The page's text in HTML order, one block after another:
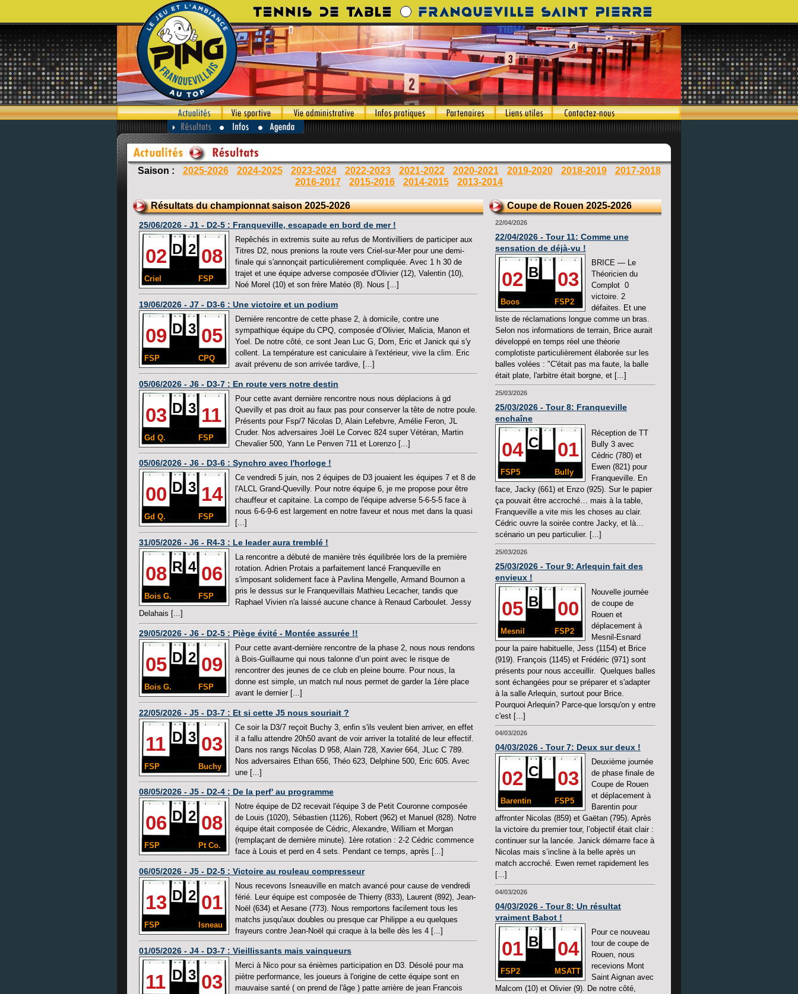
Saison : 2025-2026 2024-2025 2023-2024 2022-2023 2021-2022 2020-2021 2019-2020 2018-2019
2017-2018
2016-2017
2015-2016 2014-2015 2013-2014
Résultats du championnat saison 2025-2026
25/06/2026 - J1 - D2-5 : Franqueville, escapade en bord de mer !
D 2
02 08
Criel FSP
Repêchés in extremis suite au refus de Montivilliers de participer aux
Titres D2, nous prenions la route vers Criel-sur-Mer pour une demi-
finale qui s'annonçait particulièrement compliquée. Avec 1 h 30 de
trajet et une équipe adverse composée d'Olivier (12), Valentin (10),
Noé Morel (10) et son frère Matéo (8). Nous [...]
19/06/2026 - J7 - D3-6 : Une victoire et un podium
D 3
09 05
FSP CPQ
Dernière rencontre de cette phase 2, à domicile, contre une
sympathique équipe du CPQ, composée d’Olivier, Malicia, Manon et
Yoel. De notre côté, ce sont Jean Luc G, Dom, Eric et Janick qui s'y
collent. La température est caniculaire à l'extérieur, vive la clim. Eric
avait prévenu de son arrivée tardive, [...]
05/06/2026 - J6 - D3-7 : En route vers notre destin
D 3
03 11
Gd Q. FSP
Pour cette avant dernière rencontre nous nous déplacions à gd
Quevilly et pas droit au faux pas pour conserver la tête de notre poule.
Présents pour Fsp/7 Nicolas D, Alain Lefebvre, Amélie Feron, JL
Cruder. Nos adversaires Joël Le Corvec 824 super Vétéran, Martin
Chevalier 500, Yann Le Penven 711 et Lorenzo [...]
05/06/2026 - J6 - D3-6 : Synchro avec l'horloge !
D 3
00 14
Gd Q. FSP
Ce vendredi 5 juin, nos 2 équipes de D3 jouaient les équipes 7 et 8 de
l'ALCL Grand-Quevilly. Pour notre équipe 6, je me propose pour être
chauffeur et capitaine. La compo de l'équipe adverse 5-6-5-5 face à
nous 6-6-9-6 est largement en notre faveur et nous met dans la quasi
[...]
31/05/2026 - J6 - R4-3 : Le leader aura tremblé !
R 4
08 06
Bois G. FSP
La rencontre a débuté de manière très équilibrée lors de la première
rotation. Adrien Protais a parfaitement lancé Franqueville en
s'imposant solidement face à Pavlina Mengelle, Armand Bournon a
pris le dessus sur le Franquevillais Mathieu Lecacher, tandis que
Raphael Vivien n'a laissé aucune chance à Renaud Carboulet. Jessy
Delahais [...]
29/05/2026 - J6 - D2-5 : Piège évité - Montée assurée !!
D 2
05 09
Bois G. FSP
Pour cette avant-dernière rencontre de la phase 2, nous nous rendons
à Bois-Guillaume qui nous talonne d’un point avec le risque de
rencontrer des jeunes de ce club en pleine bourre. Pour nous, la
donne est simple, un match nul nous permet de garder la 1ère place
avant le dernier [...]
22/05/2026 - J5 - D3-7 : Et si cette J5 nous souriait ?
D 3
11 03
FSP Buchy
Ce soir la D3/7 reçoit Buchy 3, enfin s'ils veulent bien arriver, en effet
il a fallu attendre 20h50 avant de voir arriver la totalité de leur effectif.
Dans nos rangs Nicolas D 958, Alain 728, Xavier 664, JLuc C 789.
Nos adversaires Ethan 656, Théo 623, Delphine 500, Eric 605. Avec
une [...]
08/05/2026 - J5 - D2-4 : De la perf' au programme
D 2
06 08
FSP Pt Co.
Notre équipe de D2 recevait l'équipe 3 de Petit Couronne composée
de Louis (1020), Sébastien (1126), Robert (962) et Manuel (828). Notre
équipe était composée de Cédric, Alexandre, William et Morgan
(remplaçant de dernière minute). 1ère rotation : 2-2 Cédric commence
face à Louis et perd en 4 sets. Pendant ce temps, après [...]
06/05/2026 - J5 - D2-5 : Victoire au rouleau compresseur
D 2
13 01
FSP Isneau
Nous recevons Isneauville en match avancé pour cause de vendredi
férié. Leur équipe est composée de Thierry (833), Laurent (892), Jean-
Noël (634) et Aesane (773). Nous remportons facilement tous les
matchs jusqu'aux doubles ou presque car Philippe a eu quelques
frayeurs contre Jean-Noël qui craque à la belle dès les 4 [...]
01/05/2026 - J4 - D3-7 : Vieillissants mais vainqueurs
D 3
11 03
Merci à Nico pour sa énièmes participation en D3. Désolé pour ma
piètre performance, les joueurs à l'origine de cette équipe sont en
mauvaise santé ( on prend de l'âge ) patte arrière de jean Francois
Coupe de Rouen 2025-2026
22/04/2026
22/04/2026 - Tour 11: Comme une
sensation de déjà-vu !
B
02 03
Boos FSP2
BRICE — Le
Théoricien du
Complot 0
victoire. 2
défaites. Et une
liste de réclamations longue comme un bras.
Selon nos informations de terrain, Brice aurait
développé en temps réel une théorie
complotiste particulièrement élaborée sur les
balles volées : "C'était pas ma faute, la balle
était plate, l'arbitre était borgne, et [...]
25/03/2026
25/03/2026 - Tour 8: Franqueville
enchaîne
C
04 01
FSP5 Bully
Réception de TT
Bully 3 avec
Cédric (780) et
Ewen (821) pour
Franqueville. En
face, Jacky (661) et Enzo (925). Sur le papier
ça pouvait être accroché… mais à la table,
Franqueville a vite mis les choses au clair.
Cédric ouvre la soirée contre Jacky, et là…
scénario un peu particulier. [...]
25/03/2026
25/03/2026 - Tour 9: Arlequin fait des
envieux !
B
05 00
Mesnil FSP2
Nouvelle journée
de coupe de
Rouen et
déplacement à
Mesnil-Esnard
pour la paire habituelle, Jess (1154) et Brice
(919). François (1145) et Frédéric (971) sont
présents pour nous acceuillir. Quelques balles
sont échangées pour se préparer et s'adapter
à la salle Arlequin, surtout pour Brice.
Pourquoi Arlequin? Parce-que lorsqu'on y entre
c'est [...]
04/03/2026
04/03/2026 - Tour 7: Deux sur deux !
C
02 03
Barentin FSP5
Deuxième journée
de phase finale de
Coupe de Rouen
et déplacement à
Barentin pour
affronter Nicolas (859) et Gaëtan (795). Après
la victoire du premier tour, l’objectif était clair :
continuer sur la lancée. Janick démarre face à
Nicolas mais s’incline à la belle après un
match accroché. Ewen remet rapidement les
[...]
04/03/2026
04/03/2026 - Tour 8: Un résultat
vraiment Babot !
B
01 04
FSP2 MSATT
Pour ce nouveau
tour de coupe de
Rouen, nous
recevions Mont
Saint Aignan avec
Malcom (10) et Olivier (9). De notre côté,